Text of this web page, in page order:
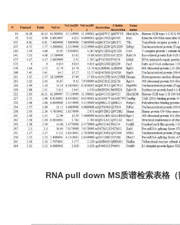
RNA pull down MS质谱检索表格（